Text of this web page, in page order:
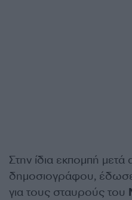
Στην ίδια εκπομπή
δημοσιογράφου,
για τους σταυρούς του